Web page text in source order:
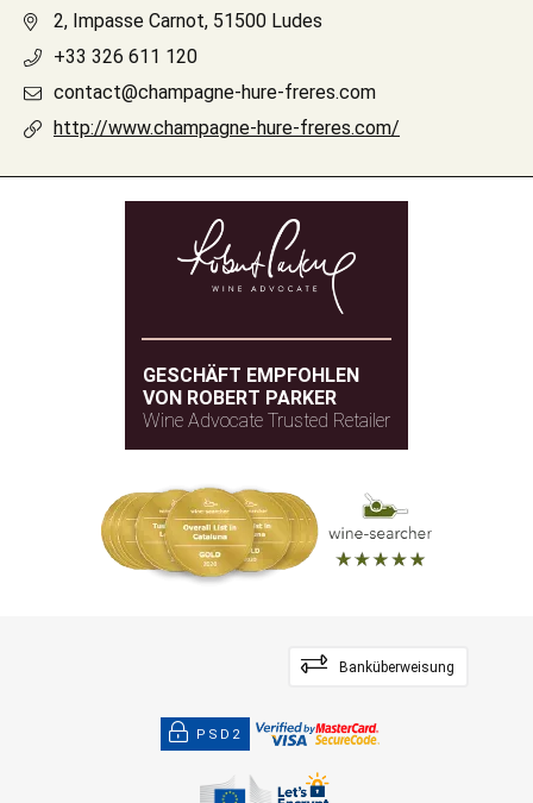
2, Impasse Carnot, 51500 Ludes
+33 326 611 120
contact@champagne-hure-freres.com
http://www.champagne-hure-freres.com/
GESCHÄFT EMPFOHLEN
VON ROBERT PARKER
Wine Advocate Trusted Retailer
Banküberweisung
PSD2